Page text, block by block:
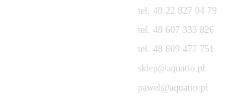
tel. 48 22 827 04 79
tel. 48 607 333 826
tel. 48 609 477 751
sklep@aquatio.pl
pawel@aquatio.p